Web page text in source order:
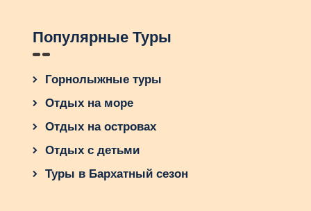
Популярные Туры
Горнолыжные туры
Отдых на море
Отдых на островах
Отдых с детьми
Туры в Бархатный сезон